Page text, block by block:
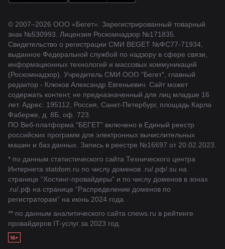
© 2007–2026 ООО «Бегет». Зарегистрированный товарный
знак №530993 Лицензия Роскомнадзор №171835
Свидетельство о регистрации СМИ BEGET №ФС77-71934
выданное Федеральной службой по надзору в сфере связи,
информационных технологий и массовых коммуникаций
(Роскомнадзор). Учредитель СМИ ООО "Бегет", главный
редактор - Клюков Александр Евгеньевич. Сайт может
содержать контент, не предназначенный для лиц младше 16
лет. Адрес: 195112, Россия, Санкт-Петербург, площадь Карла
Фаберже, д. 8Б, оф. 723.
ПО Веб-платформа "БЕГЕТ" включено в Единый реестр
российских программ для электронных вычислительных
машин и баз данных. Запись в реестре №16697 от 20.02.2023
* по данным статистического сайта Технического центра
Интернета statdom.ru по числу доменов .ru/.рф/.su на
странице “Хостинг-провайдеры” и по числу доменов в зонах
.ru/.рф на странице “Распределение доменов по
регистраторам” на июнь 2024 года.
** по данным аналитического сайта cnews.ru в рейтинге
провайдеров IT-услуг за 2023 год.